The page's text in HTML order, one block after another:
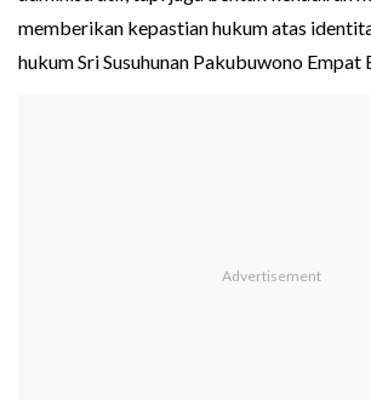
memberikan kepastian hukum atas
hukum Sri Susuhunan Pakubuwono Empat